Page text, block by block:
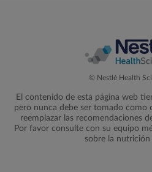
© Nestlé Health
El contenido de esta página web
pero nunca debe ser tomado como
reemplazar las recomendaciones
Por favor consulte con su equipo
sobre la nutrición